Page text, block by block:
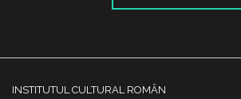
INSTITUTUL CULTURAL ROMÂN